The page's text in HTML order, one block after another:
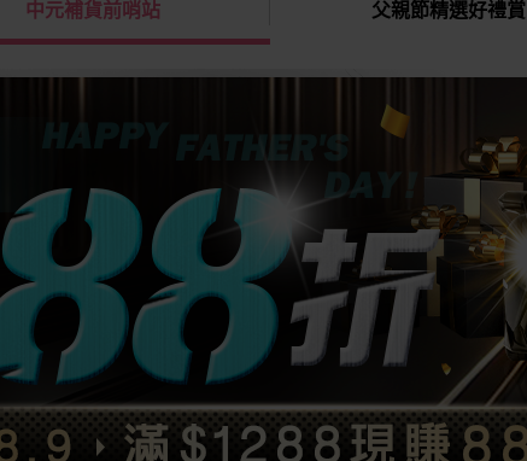
中元補貨前哨站 父親節精選好禮賞